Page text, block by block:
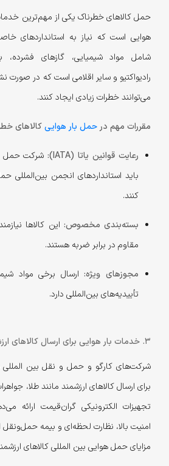
حمل کالاهای خطرناک یکی از مهم‌ترین
هوایی است که نیاز به استانداردهای
شامل مواد شیمیایی، گازهای فشرده،
رادیواکتیو و سایر اقلامی است که در صورت
می‌توانند خطرات زیادی ایجاد کنند.
مقررات مهم درحمل بار هواییکالاهای
رعایت قوانین یاتا (IATA):
شرکت حمل و
باید استانداردهای انجمن بین‌المللی
کنند.
بسته‌بندی مخصوص: این کالاها
مقاوم در برابر ضربه هستند.
مجوزهای ویژه:ارسال برخی مواد
تأییدیه‌های بین‌المللی دارد.
3. خدمات بار هوایی برای ارسال کالاهای ارزشمند
شرکت‌های کارگو و حمل و نقل بین المللی
برای ارسال کالاهای ارزشمند مانند طلا،
تجهیزات الکترونیکی گران‌قیمت ارائه
امنیت بالا، نظارت لحظه‌ای و بیمه
مزایای حمل هوایی بین المللی کالاهای